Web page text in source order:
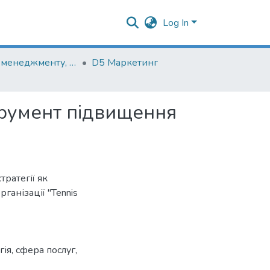
Log In
Кафедра менеджменту, маркетингу та підприємництва
D5 Маркетинг
підвищення
як
"Tennis
, сфера послуг,